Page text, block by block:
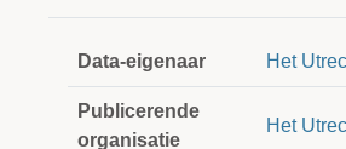
Data-eigenaar Het
Publicerende
organisatie
Het